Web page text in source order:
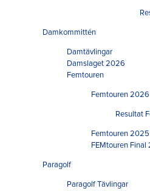
Damkommittén
Damtävlingar
Damslaget 2026
Femtouren
Femtouren 2026
Resultat
Femtouren 2025
FEMtouren Final
Paragolf
Paragolf Tävlingar